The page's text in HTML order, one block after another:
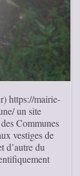
https://mairie-
un site
Communes
vestiges de
d’autre du